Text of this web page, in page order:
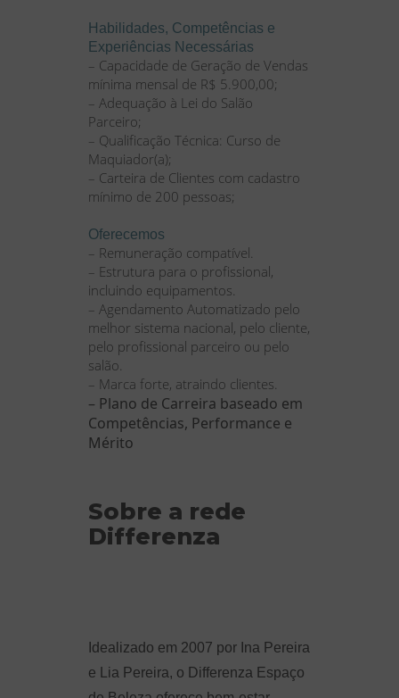
Habilidades, Competências e
Experiências Necessárias
– Capacidade de Geração de Vendas
mínima mensal de R$ 5.900,00;
– Adequação à Lei do Salão
Parceiro;
– Qualificação Técnica: Curso de
Maquiador(a);
– Carteira de Clientes com cadastro
mínimo de 200 pessoas;
Oferecemos
– Remuneração compatível.
– Estrutura para o profissional,
incluindo equipamentos.
– Agendamento Automatizado pelo
melhor sistema nacional, pelo cliente,
pelo profissional parceiro ou pelo
salão.
– Marca forte, atraindo clientes.
– Plano de Carreira baseado em
Competências, Performance e
Mérito
Sobre a rede
Differenza
Idealizado em 2007 por Ina Pereira
e Lia Pereira, o Differenza Espaço